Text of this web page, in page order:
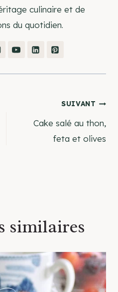
culinaire et de
du quotidien.
SUIVANT
Cake salé au thon,
feta et olives
similaires